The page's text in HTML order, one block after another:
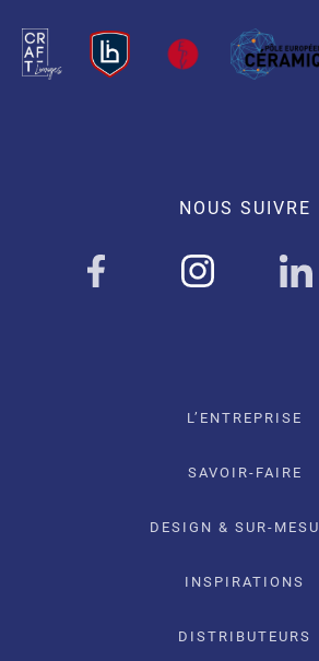
NOUS SUIVRE
L’ENTREPRISE
SAVOIR-FAIRE
DESIGN & SUR-
INSPIRATIONS
DISTRIBUTEURS